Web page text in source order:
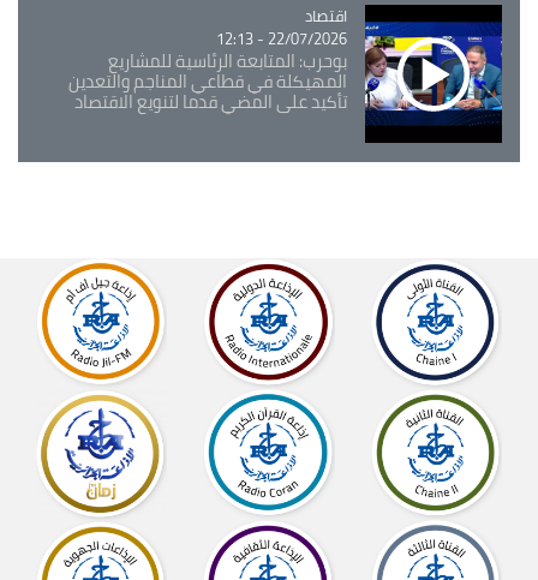
Catégorie
اقتصاد
22/07/2026 - 12:13
بوحرب: المتابعة الرئاسية للمشاريع
المهيكلة في قطاعي المناجم والتعدين
تأكيد على المضي قدما لتنويع الاقتصاد